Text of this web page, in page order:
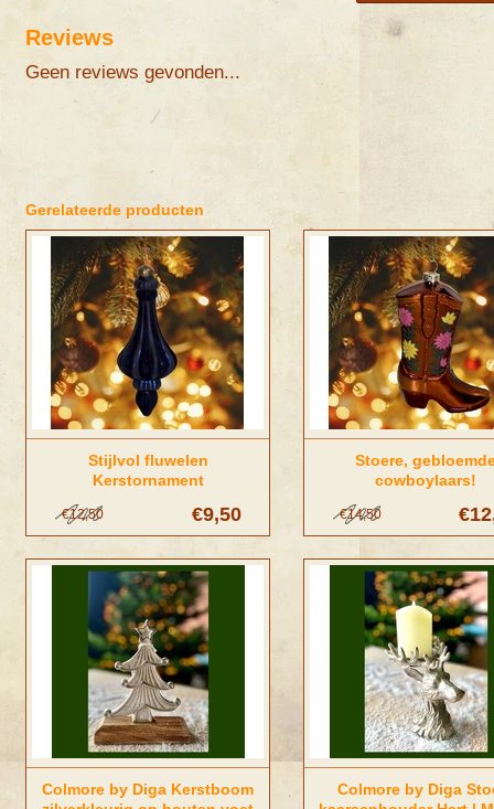
Reviews
Geen reviews gevonden...
Gerelateerde producten
Stijlvol fluwelen
Kerstornament
€9,50
€12,50
Stoere,
cowboylaars!
€14,50
Colmore by Diga Kerstboom
Colmore by Diga